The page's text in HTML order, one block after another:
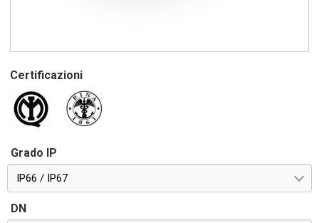
Certificazioni
Grado IP
IP66 / IP67
DN